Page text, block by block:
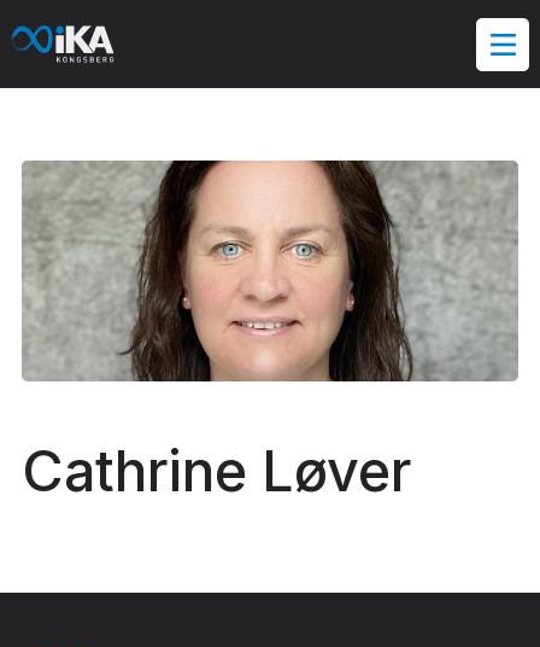
Hopp
til
Cathrine Løver